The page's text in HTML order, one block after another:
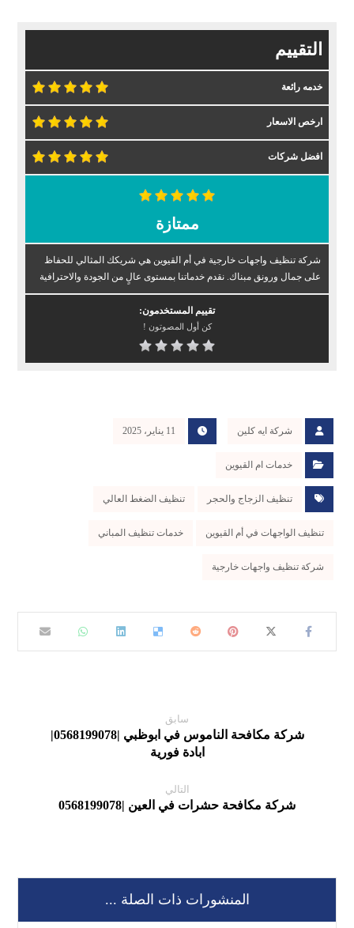
التقييم
خدمه رائعة
ارخص الاسعار
افضل شركات
ممتازة
شركة تنظيف واجهات خارجية في أم القيوين هي شريكك المثالي للحفاظ
على جمال ورونق مبناك. نقدم خدماتنا بمستوى عالٍ من الجودة والاحترافية
تقييم المستخدمون:
كن أول المصوتون !
شركة ايه كلين 11 يناير، 2025
خدمات ام القيوين
تنظيف الزجاج والحجر تنظيف الضغط العالي
تنظيف الواجهات في أم القيوين خدمات تنظيف المباني
شركة تنظيف واجهات خارجية
سابق
شركة مكافحة الناموس في ابوظبي |0568199078|
ابادة فورية
التالي
شركة مكافحة حشرات في العين |0568199078
المنشورات ذات الصلة ...